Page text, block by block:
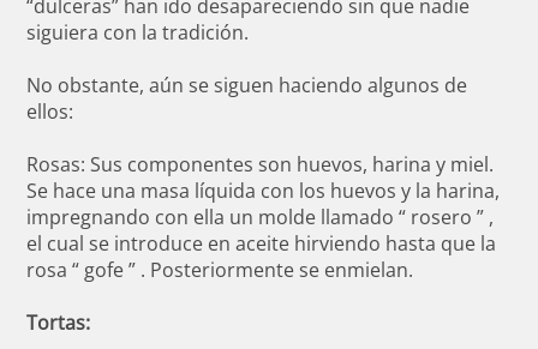
“dulceras” han ido desapareciendo sin que nadie
siguiera con la tradición.
No obstante, aún se siguen haciendo algunos de
ellos:
Rosas: Sus componentes son huevos, harina y miel.
Se hace una masa líquida con los huevos y la harina,
impregnando con ella un molde llamado “ rosero ” ,
el cual se introduce en aceite hirviendo hasta que la
rosa “ gofe ” . Posteriormente se enmielan.
Tortas: